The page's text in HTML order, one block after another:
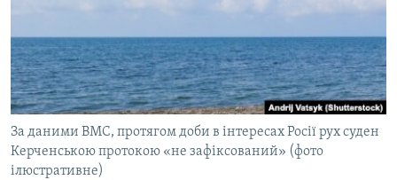
СПЕЦПРОЕКТИ
ДЕПОРТАЦІЯ
ВІДЕОУРОКИ «ELIFBE»
СВІДЧЕННЯ ОКУПАЦІЇ
УКРАЇНСЬКА ПРОБЛЕМА КРИМУ
ІНФОГРАФІКА
ЯК ОБІЙТИ БЛОКУВАННЯ
Русский
Qırımtatar
ДОЛУЧАЙСЯ!
За даними ВМС, протягом доби в інтересах Росії рух суден
Керченською протокою «не зафіксований» (фото
ілюстративне)